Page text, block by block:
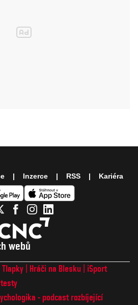
webů
Hráči na Blesku
iSport
- podcast rozbíjející
Inzerce RSS Kariéra